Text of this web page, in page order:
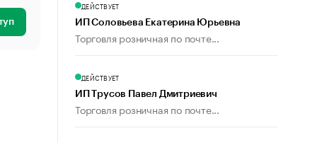
ДЕЙСТВУЕТ
ИП Соловьева Екатерина Юрьевна
Торговля розничная по почте...
ДЕЙСТВУЕТ
ИП Трусов Павел Дмитриевич
Торговля розничная по почте...